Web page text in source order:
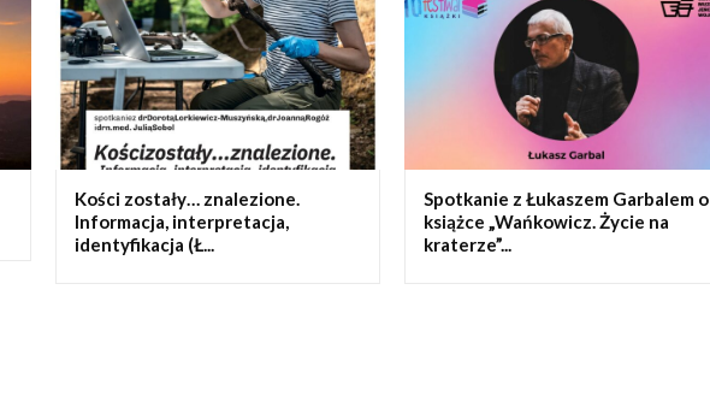
Kości zostały… znalezione.
Informacja, interpretacja,
identyfikacja (Ł...
Spotkanie z Łukaszem Garbalem o
książce „Wańkowicz. Życie na
kraterze”...